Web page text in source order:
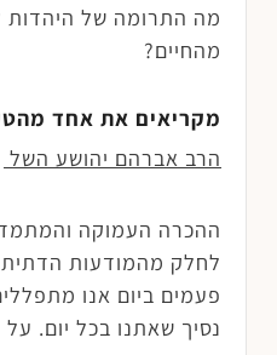
מה התרומה של היהדות
מהחיים?
מקריאים את אחד
הרב אברהם יהושע השל
ההכרה העמוקה
לחלק מהמודעות הדתית
פעמים ביום אנו
נסיך שאתנו בכל יום.